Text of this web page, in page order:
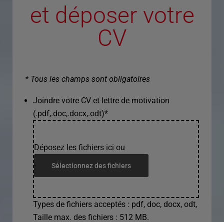
et déposer votre
CV
* Tous les champs sont obligatoires
Joindre votre CV et lettre de motivation
(.pdf,.doc,.docx,.odt)*
Déposez les fichiers ici ou
Sélectionnez des fichiers
Types de fichiers acceptés : pdf, doc, docx, odt,
Taille max. des fichiers : 512 MB.